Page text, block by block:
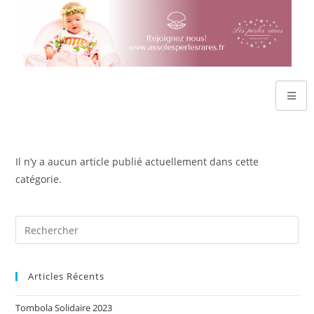
Il n’y a aucun article publié actuellement dans cette
catégorie.
Articles Récents
Tombola Solidaire 2023